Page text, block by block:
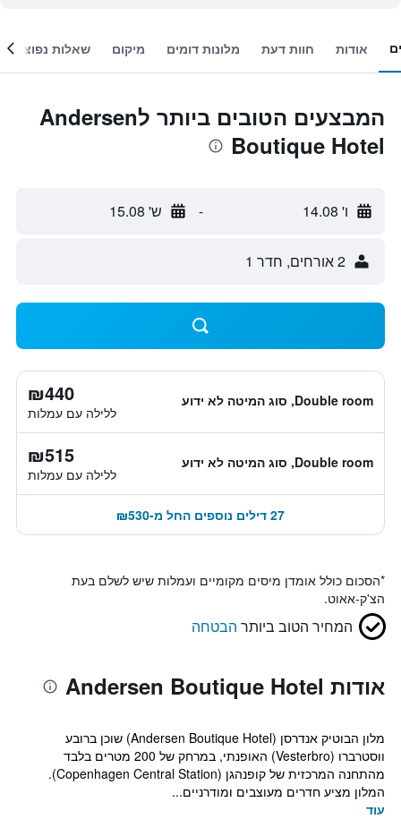
אודות חוות דעת מלונות דומים מיקום שאלות נפוצות
המבצעים הטובים ביותר לAndersen
Boutique Hotel
ו' 14.08 - ש' 15.08
2 אורחים, חדר 1
Double room, סוג המיטה לא ידוע ₪440
ללילה עם עמלות
Double room, סוג המיטה לא ידוע ₪515
ללילה עם עמלות
27 דילים נוספים החל מ-₪530
*הסכום כולל אומדן מיסים מקומיים ועמלות שיש לשלם בעת
הצ'ק-אאוט.
המחיר הטוב ביותר הבטחה
אודות Andersen Boutique Hotel
מלון הבוטיק אנדרסן (Andersen Boutique Hotel) שוכן ברובע
ווסטרברו (Vesterbro) האופנתי, במרחק של 200 מטרים בלבד
מהתחנה המרכזית של קופנהגן (Copenhagen Central Station).
המלון מציע חדרים מעוצבים ומודרניים...
עוד